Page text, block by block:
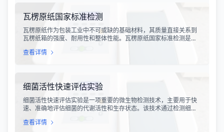
瓦楞原纸国家标准检测
瓦楞原纸作为包装工业中不可或缺的基础材料，其质量直接关系到
瓦楞纸箱的强度、耐用性和整体性能。瓦楞原纸国家标准检测是依
对瓦楞原纸的各项物理性能指标进行系统化测试和评价的过程。该
查看详情
细菌活性快速评估实验
细菌活性快速评估实验是一项重要的微生物检测技术，主要用于快
速、准确地评估细菌的代谢活性和生存状态。该技术通过检测细菌
细菌活性的定量数据，为环境监测、食品安全、医药研发和工业生
查看详情